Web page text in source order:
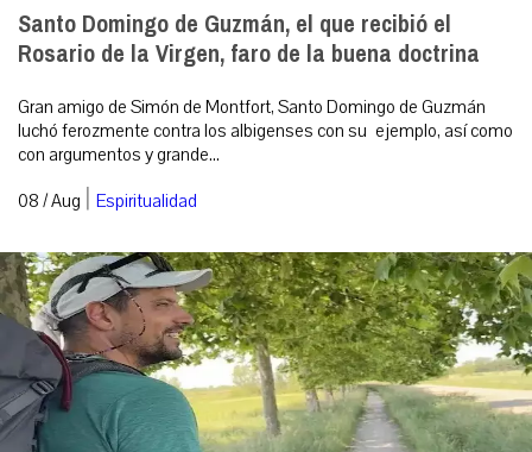
Santo Domingo de Guzmán, el que recibió el
Rosario de la Virgen, faro de la buena doctrina
Gran amigo de Simón de Montfort, Santo Domingo de Guzmán
luchó ferozmente contra los albigenses con su ejemplo, así como
con argumentos y grande...
08 / Aug | Espiritualidad